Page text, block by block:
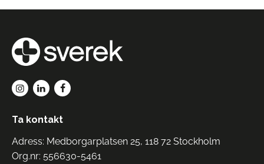
Ta kontakt
Adress: Medborgarplatsen 25, 118 72 Stockholm
Org.nr: 556630-5461